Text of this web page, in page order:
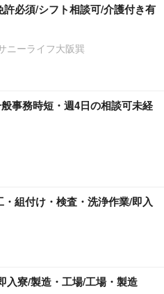
許必須/シフト相談可/介護付き有
ニーライフ大阪巽
事務時短・週4日の相談可未経
・組付け・検査・洗浄作業/即入
入寮/製造・工場/工場・製造